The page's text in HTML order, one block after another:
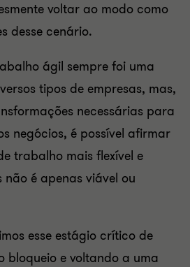
voltar ao modo como
desse cenário.
ágil sempre foi uma
tipos de empresas, mas,
necessárias para
negócios, é possível afirmar
trabalho mais flexível e
é apenas viável ou
esse estágio crítico de
bloqueio e voltando a uma